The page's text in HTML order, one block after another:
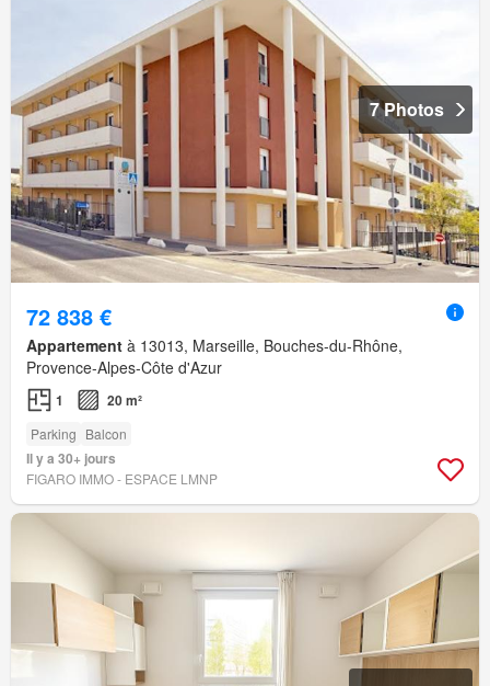
7 Photos
72 838 €
Appartement à 13013, Marseille, Bouches-du-Rhône,
Provence-Alpes-Côte d'Azur
1 20 m²
Parking Balcon
Il y a 30+ jours
FIGARO IMMO - ESPACE LMNP